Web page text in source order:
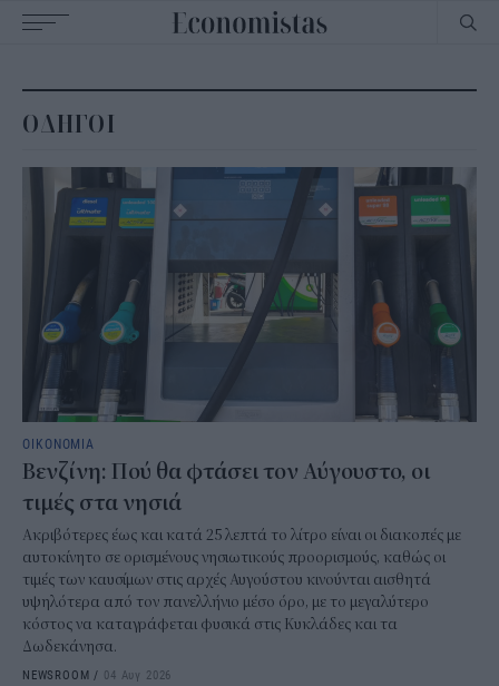
navigation
ΟΔΗΓΟΙ
ΟΙΚΟΝΟΜΙΑ
Βενζίνη: Πού θα φτάσει τον Αύγουστο, οι
τιμές στα νησιά
Ακριβότερες έως και κατά 25 λεπτά το λίτρο είναι οι διακοπές με
αυτοκίνητο σε ορισμένους νησιωτικούς προορισμούς, καθώς οι
τιμές των καυσίμων στις αρχές Αυγούστου κινούνται αισθητά
υψηλότερα από τον πανελλήνιο μέσο όρο, με το μεγαλύτερο
κόστος να καταγράφεται φυσικά στις Κυκλάδες και τα
Δωδεκάνησα.
NEWSROOM / 04 Αυγ 2026